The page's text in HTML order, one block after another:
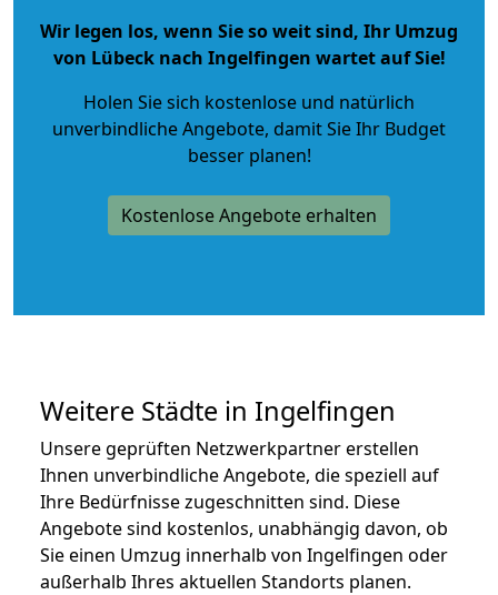
Wir legen los, wenn Sie so weit sind, Ihr Umzug
von Lübeck nach Ingelfingen wartet auf Sie!
Holen Sie sich kostenlose und natürlich
unverbindliche Angebote, damit Sie Ihr Budget
besser planen!
Kostenlose Angebote erhalten
Weitere Städte in Ingelfingen
Unsere geprüften Netzwerkpartner erstellen
Ihnen unverbindliche Angebote, die speziell auf
Ihre Bedürfnisse zugeschnitten sind. Diese
Angebote sind kostenlos, unabhängig davon, ob
Sie einen Umzug innerhalb von Ingelfingen oder
außerhalb Ihres aktuellen Standorts planen.